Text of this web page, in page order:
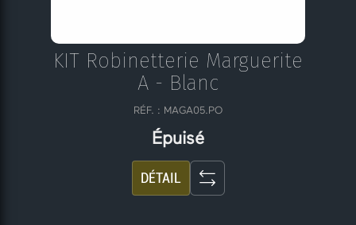
KIT Robinetterie Marguerite
A - Blanc
RÉF. : MAGA05.PO
Épuisé
DÉTAIL